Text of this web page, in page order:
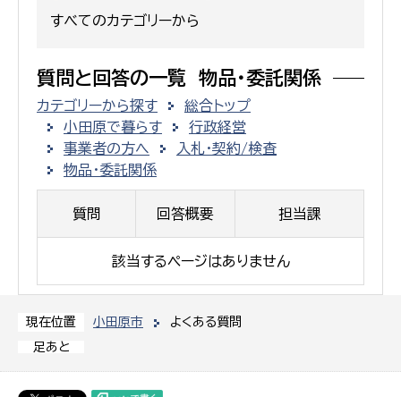
現在位置 小田原市
よくある質問
足あと
すべてのカテゴリーから
質問と回答の一覧 物品・委託関係
カテゴリーから探す
総合トップ
小田原で暮らす
行政経営
事業者の方へ
入札・契約/検査
物品・委託関係
質問 回答概要 担当課
該当するページはありません